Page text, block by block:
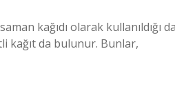
kağıdı olarak kullanıldığı
kağıt da bulunur. Bunlar,